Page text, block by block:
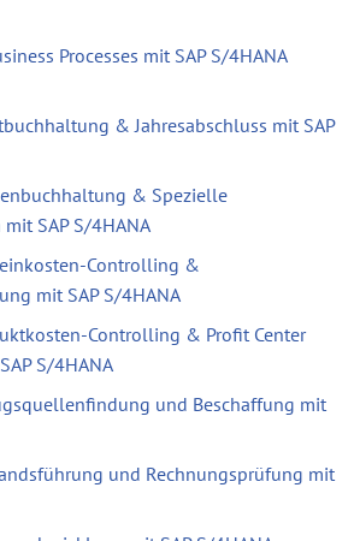
Processes mit SAP S/4HANA
& Jahresabschluss mit SAP
& Spezielle
SAP S/4HANA
Controlling &
mit SAP S/4HANA
Controlling & Profit Center
S/4HANA
und Beschaffung mit
und Rechnungsprüfung mit